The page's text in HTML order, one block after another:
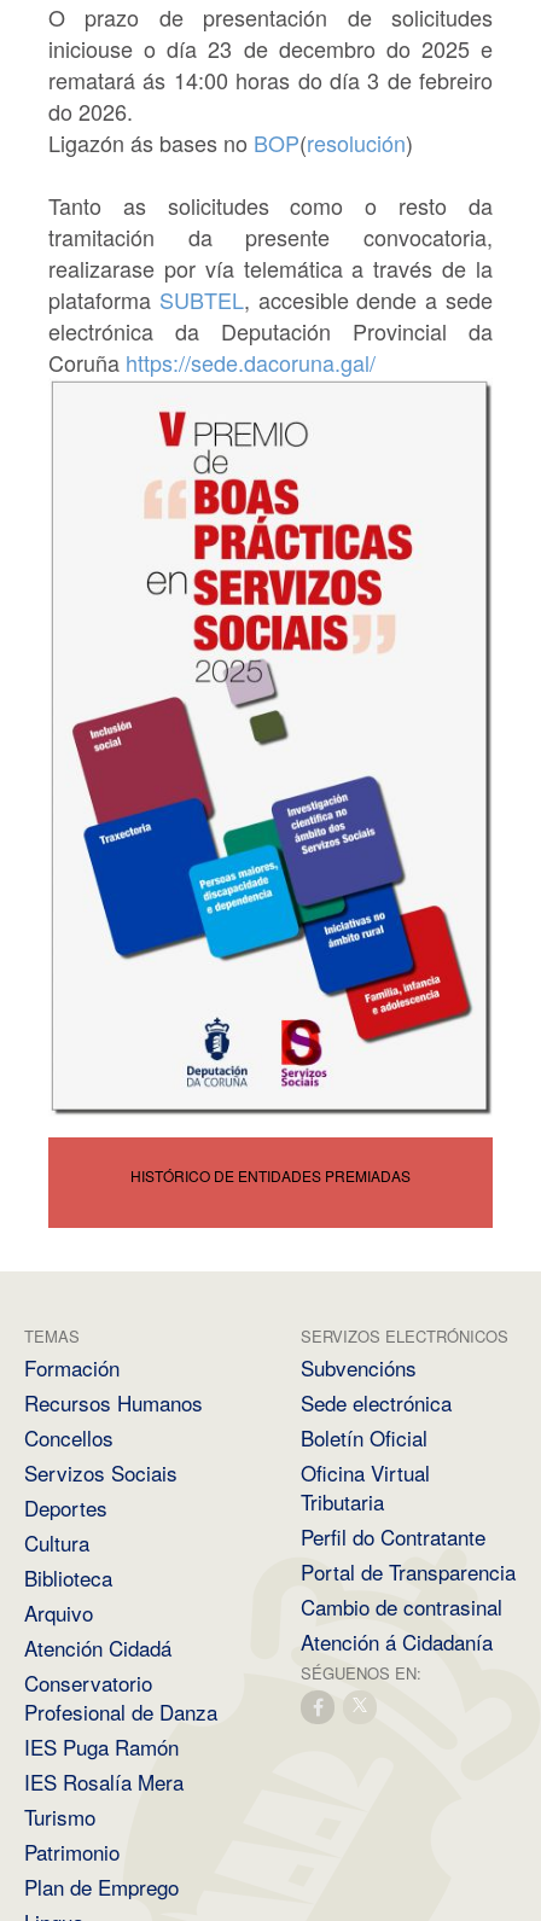
O prazo de presentación de solicitudes
iniciouse o día23 de decembro do 2025 e
rematará ás 14:00 horas do día 3 de febreiro
do 2026.
Ligazón ás bases no BOP(resolución)
Tanto as solicitudes como o resto da
tramitación da presente convocatoria,
realizarase por vía telemática a través de la
plataforma SUBTEL, accesible dende a sede
electrónica da Deputación Provincial da
Coruña https://sede.dacoruna.gal/
HISTÓRICO DE ENTIDADES PREMIADAS
TEMAS
Formación
Recursos Humanos
Concellos
Servizos Sociais
Deportes
Cultura
Biblioteca
Arquivo
Atención Cidadá
Conservatorio
Profesional de Danza
IES Puga Ramón
IES Rosalía Mera
Turismo
Patrimonio
Plan de Emprego
SERVIZOS ELECTRÓNICOS
Subvencións
Sede electrónica
Boletín Oficial
Oficina Virtual
Tributaria
Perfil do Contratante
Portal de Transparencia
Cambio de contrasinal
Atención á Cidadanía
SÉGUENOS EN: